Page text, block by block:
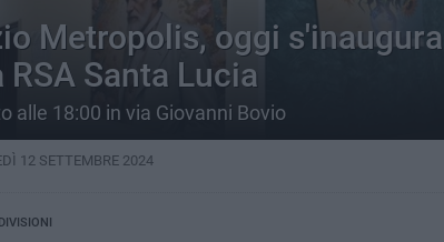
Metropolis, oggi
RSA Santa Lucia
alle 18:00 in via Giovanni Bovio
12 SETTEMBRE 2024